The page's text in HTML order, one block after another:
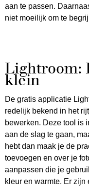
aan te passen.
niet moeilijk om te
Lightroom:
klein
De gratis applicatie
redelijk bekend in het
bewerken. Deze tool is
aan de slag te gaan,
hebt dan maak je de
toevoegen en over je
aanpassen die je
kleur en warmte. Er